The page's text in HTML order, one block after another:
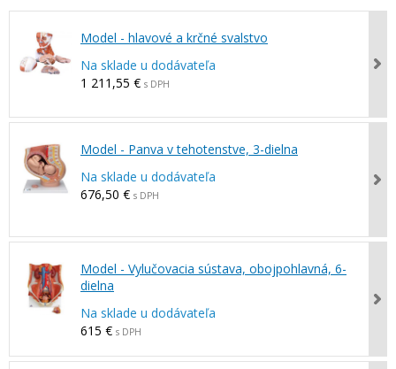
Model - hlavové a krčné svalstvo
Na sklade u dodávateľa
1 211,55 € s DPH
Model - Panva v tehotenstve, 3-dielna
Na sklade u dodávateľa
676,50 € s DPH
Model - Vylučovacia sústava, obojpohlavná, 6-
dielna
Na sklade u dodávateľa
615 € s DPH